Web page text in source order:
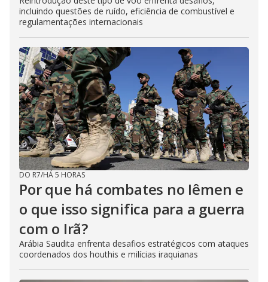
incluindo questões de ruído, eficiência de combustível e
regulamentações internacionais
DO R7/HÁ 5 HORAS
Por que há combates no Iêmen e
o que isso significa para a guerra
com o Irã?
Arábia Saudita enfrenta desafios estratégicos com ataques
coordenados dos houthis e milícias iraquianas